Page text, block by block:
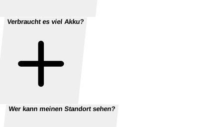
Verbraucht es viel Akku?
Wer kann meinen Standort sehen?